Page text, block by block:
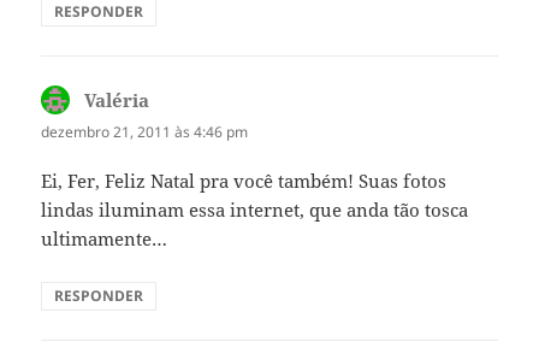
RESPONDER
Valéria
dezembro 21, 2011 às 4:46 pm
Ei, Fer, Feliz Natal pra você também! Suas fotos
lindas iluminam essa internet, que anda tão tosca
ultimamente…
RESPONDER